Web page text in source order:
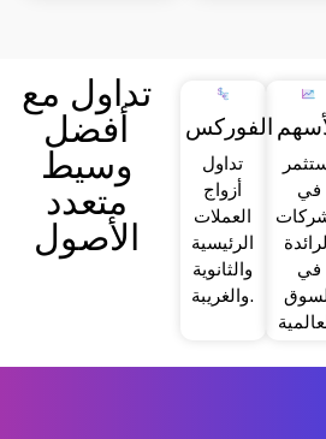
تداول مع
أفضل
وسيط
متعدد
الأصول
الفوركس
تداول
أزواج
العملات
الرئيسية
والثانوية
والغريبة.
في
في